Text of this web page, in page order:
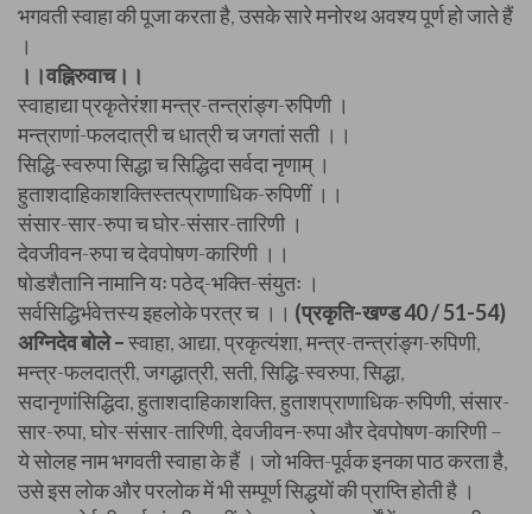
भगवती स्वाहा की पूजा करता है, उसके सारे मनोरथ अवश्य पूर्ण हो जाते हैं
।
।।वह्निरुवाच।।
स्वाहाद्या प्रकृतेरंशा मन्त्र-तन्त्रांङ्ग-रुपिणी ।
मन्त्राणां-फलदात्री च धात्री च जगतां सती ।।
सिद्धि-स्वरुपा सिद्धा च सिद्धिदा सर्वदा नृणाम् ।
हुताशदाहिकाशक्तिस्तत्प्राणाधिक-रुपिणीं ।।
संसार-सार-रुपा च घोर-संसार-तारिणी ।
देवजीवन-रुपा च देवपोषण-कारिणी ।।
षोडशैतानि नामानि यः पठेद्-भक्ति-संयुतः ।
सर्वसिद्धिर्भवेत्तस्य इहलोके परत्र च ।। (प्रकृति-खण्ड 40 / 51-54)
अग्निदेव बोले –स्वाहा, आद्या, प्रकृत्यंशा, मन्त्र-तन्त्रांङ्ग-रुपिणी,
मन्त्र-फलदात्री, जगद्धात्री, सती, सिद्धि-स्वरुपा, सिद्धा,
सदानृणांसिद्धिदा, हुताशदाहिकाशक्ति, हुताशप्राणाधिक-रुपिणी, संसार-
सार-रुपा, घोर-संसार-तारिणी, देवजीवन-रुपा और देवपोषण-कारिणी –
ये सोलह नाम भगवती स्वाहा के हैं । जो भक्ति-पूर्वक इनका पाठ करता है,
उसे इस लोक और परलोक में भी सम्पूर्ण सिद्धयों की प्राप्ति होती है ।